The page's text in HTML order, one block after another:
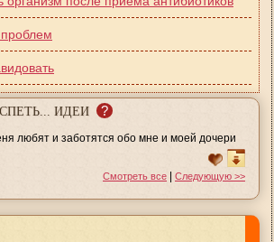
ИДЕИ ?
любят и заботятся обо мне и моей дочери
Смотреть все | Следующую >>